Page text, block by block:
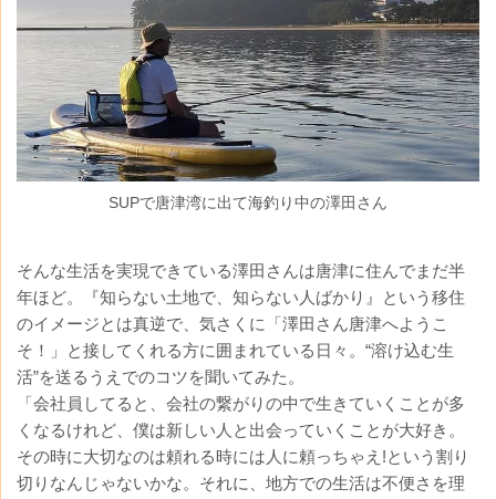
SUPで唐津湾に出て海釣り中の澤田さん
そんな生活を実現できている澤田さんは唐津に住んでまだ半
年ほど。『知らない土地で、知らない人ばかり』という移住
のイメージとは真逆で、気さくに「澤田さん唐津へようこ
そ！」と接してくれる方に囲まれている日々。“溶け込む生
活”を送るうえでのコツを聞いてみた。
「会社員してると、会社の繋がりの中で生きていくことが多
くなるけれど、僕は新しい人と出会っていくことが大好き。
その時に大切なのは頼れる時には人に頼っちゃえ!という割り
切りなんじゃないかな。それに、地方での生活は不便さを理